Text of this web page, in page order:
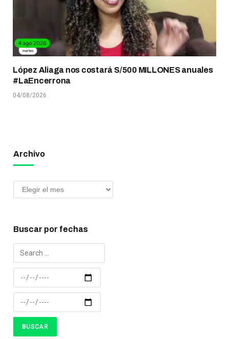
López Aliaga nos costará S/500 MILLONES anuales
#LaEncerrona
04/08/2026
Archivo
Buscar por fechas